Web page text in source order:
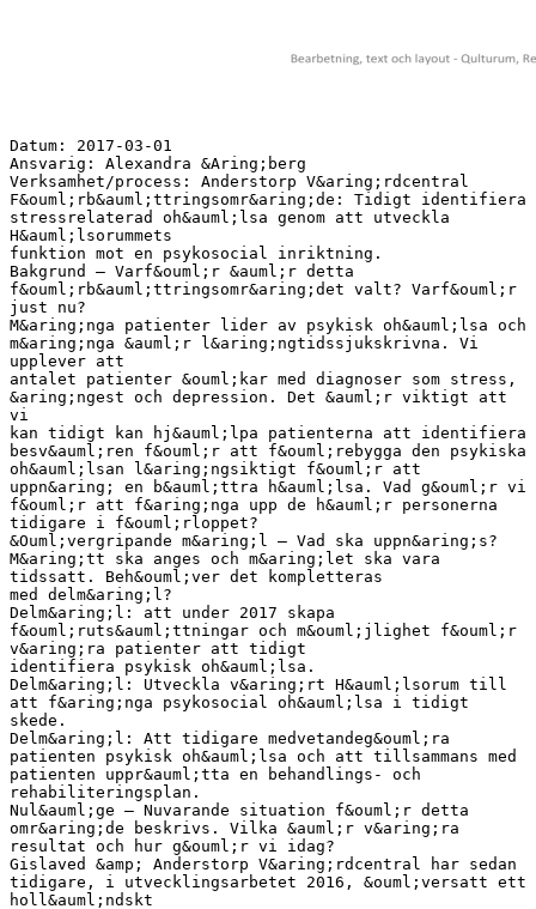
Datum: 2017-03-01
Ansvarig: Alexandra &Aring;berg
Verksamhet/process: Anderstorp V&aring;rdcentral
F&ouml;rb&auml;ttringsomr&aring;de: Tidigt identifiera
stressrelaterad oh&auml;lsa genom att utveckla
H&auml;lsorummets
funktion mot en psykosocial inriktning.
Bakgrund – Varf&ouml;r &auml;r detta
f&ouml;rb&auml;ttringsomr&aring;det valt? Varf&ouml;r
just nu?
M&aring;nga patienter lider av psykisk oh&auml;lsa och
m&aring;nga &auml;r l&aring;ngtidssjukskrivna. Vi
upplever att
antalet patienter &ouml;kar med diagnoser som stress,
&aring;ngest och depression. Det &auml;r viktigt att
vi
kan tidigt kan hj&auml;lpa patienterna att identifiera
besv&auml;ren f&ouml;r att f&ouml;rebygga den psykiska
oh&auml;lsan l&aring;ngsiktigt f&ouml;r att
uppn&aring; en b&auml;ttra h&auml;lsa. Vad g&ouml;r vi
f&ouml;r att f&aring;nga upp de h&auml;r personerna
tidigare i f&ouml;rloppet?
&Ouml;vergripande m&aring;l – Vad ska uppn&aring;s?
M&aring;tt ska anges och m&aring;let ska vara
tidssatt. Beh&ouml;ver det kompletteras
med delm&aring;l?
Delm&aring;l: att under 2017 skapa
f&ouml;ruts&auml;ttningar och m&ouml;jlighet f&ouml;r
v&aring;ra patienter att tidigt
identifiera psykisk oh&auml;lsa.
Delm&aring;l: Utveckla v&aring;rt H&auml;lsorum till
att f&aring;nga psykosocial oh&auml;lsa i tidigt
skede.
Delm&aring;l: Att tidigare medvetandeg&ouml;ra
patienten psykisk oh&auml;lsa och att tillsammans med
patienten uppr&auml;tta en behandlings- och
rehabiliteringsplan.
Nul&auml;ge – Nuvarande situation f&ouml;r detta
omr&aring;de beskrivs. Vilka &auml;r v&aring;ra
resultat och hur g&ouml;r vi idag?
Gislaved &amp; Anderstorp V&aring;rdcentral har sedan
tidigare, i utvecklingsarbetet 2016, &ouml;versatt ett
holl&auml;ndskt